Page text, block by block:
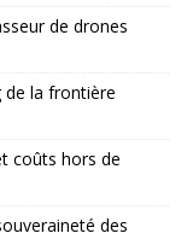
de drones
de la frontière
coûts hors de
des